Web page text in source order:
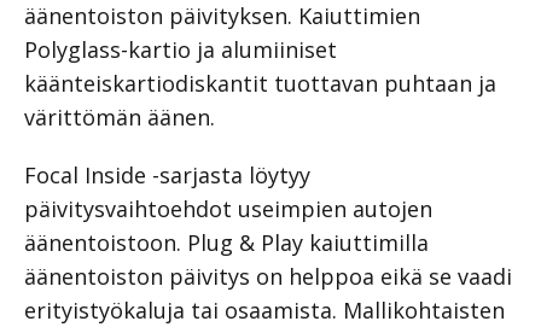
äänentoiston päivityksen. Kaiuttimien
Polyglass-kartio ja alumiiniset
käänteiskartiodiskantit tuottavan puhtaan ja
värittömän äänen.
Focal Inside -sarjasta löytyy
päivitysvaihtoehdot useimpien autojen
äänentoistoon. Plug & Play kaiuttimilla
äänentoiston päivitys on helppoa eikä se vaadi
erityistyökaluja tai osaamista. Mallikohtaisten